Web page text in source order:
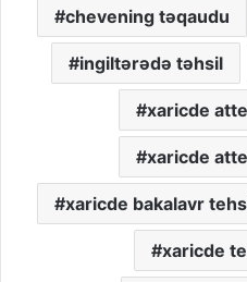
chevening təqaudu
ingiltərədə təhsil
xaricde
xaricde
xaricde bakalavr
xaricde